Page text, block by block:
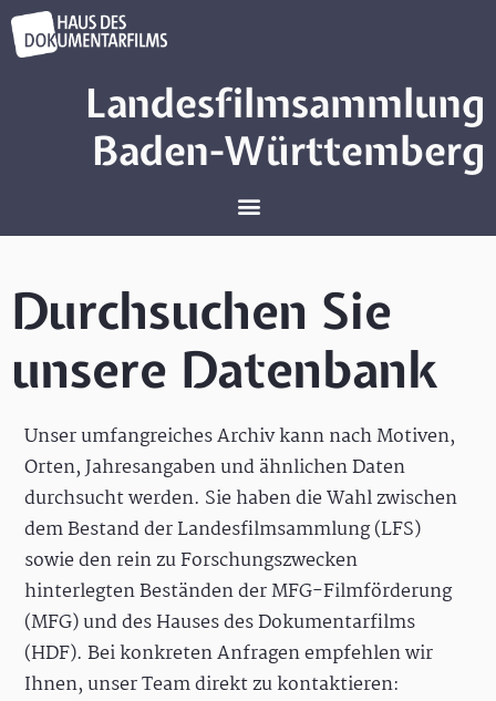
Landesfilmsammlung
Baden-Württemberg
Durchsuchen Sie
unsere Datenbank
Unser umfangreiches Archiv kann nach Motiven,
Orten, Jahresangaben und ähnlichen Daten
durchsucht werden. Sie haben die Wahl zwischen
dem Bestand der Landesfilmsammlung (LFS)
sowie den rein zu Forschungszwecken
hinterlegten Beständen der MFG-Filmförderung
(MFG) und des Hauses des Dokumentarfilms
(HDF). Bei konkreten Anfragen empfehlen wir
Ihnen, unser Team direkt zu kontaktieren: